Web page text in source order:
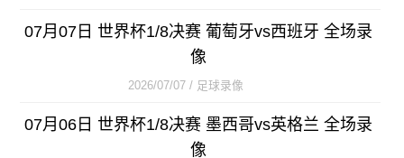
07月07日 世界杯1/8决赛 葡萄牙vs西班牙 全场录
像
2026/07/07 / 足球录像
07月06日 世界杯1/8决赛 墨西哥vs英格兰 全场录
像